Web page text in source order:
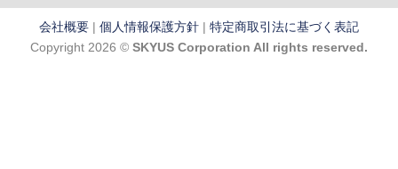
会社概要 | 個人情報保護方針 | 特定商取引法に基づく表記
Copyright 2026 © SKYUS Corporation All rights reserved.